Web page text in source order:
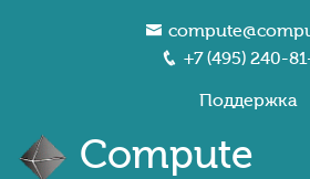
+7 (495) 240-
Поддержка
Compute